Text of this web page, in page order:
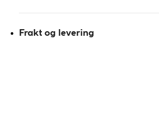
Frakt og levering